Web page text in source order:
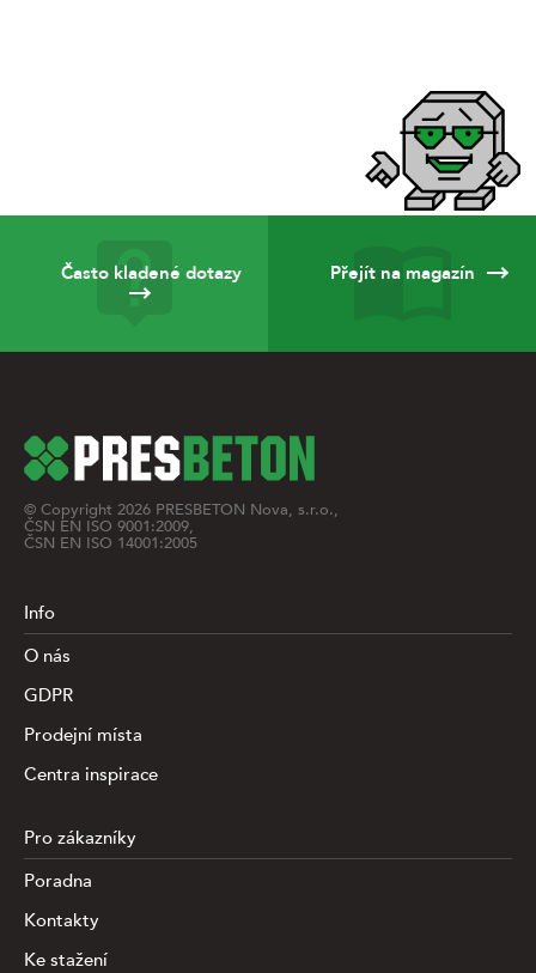
Často kladené dotazy Přejít na magazín
© Copyright 2026 PRESBETON Nova, s.r.o.,
ČSN EN ISO 9001:2009,
ČSN EN ISO 14001:2005
Info
O nás
GDPR
Prodejní místa
Centra inspirace
Pro zákazníky
Poradna
Kontakty
Ke stažení